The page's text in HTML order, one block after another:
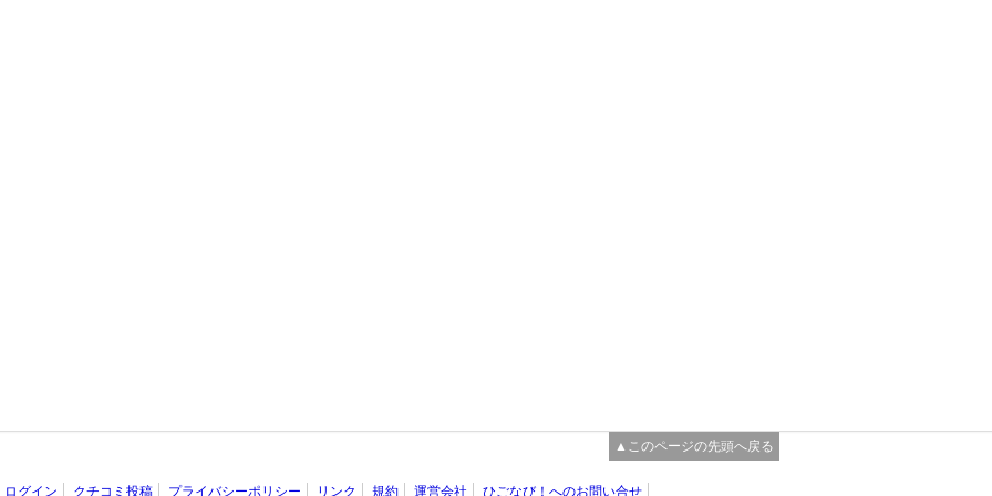
▲このページの先頭へ戻る
ログイン クチコミ投稿 プライバシーポリシー リンク 規約 運営会社 ひごなび！へのお問い合せ